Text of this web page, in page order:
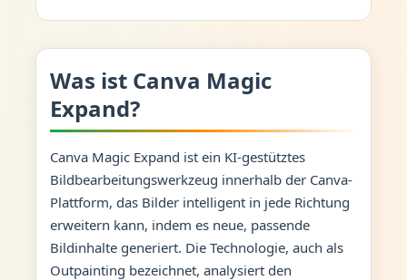
Was ist Canva Magic
Expand?
Canva Magic Expand ist ein KI-gestütztes
Bildbearbeitungswerkzeug innerhalb der Canva-
Plattform, das Bilder intelligent in jede Richtung
erweitern kann, indem es neue, passende
Bildinhalte generiert. Die Technologie, auch als
Outpainting bezeichnet, analysiert den